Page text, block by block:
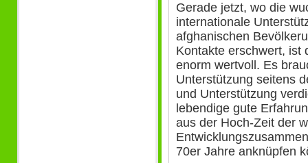
Gerade jetzt, wo die
internationale
afghanischen
Kontakte erschwert, ist
enorm wertvoll. Es
Unterstützung seitens
und Unterstützung
lebendige gute
aus der Hoch-Zeit der
70er Jahre anknüpfen